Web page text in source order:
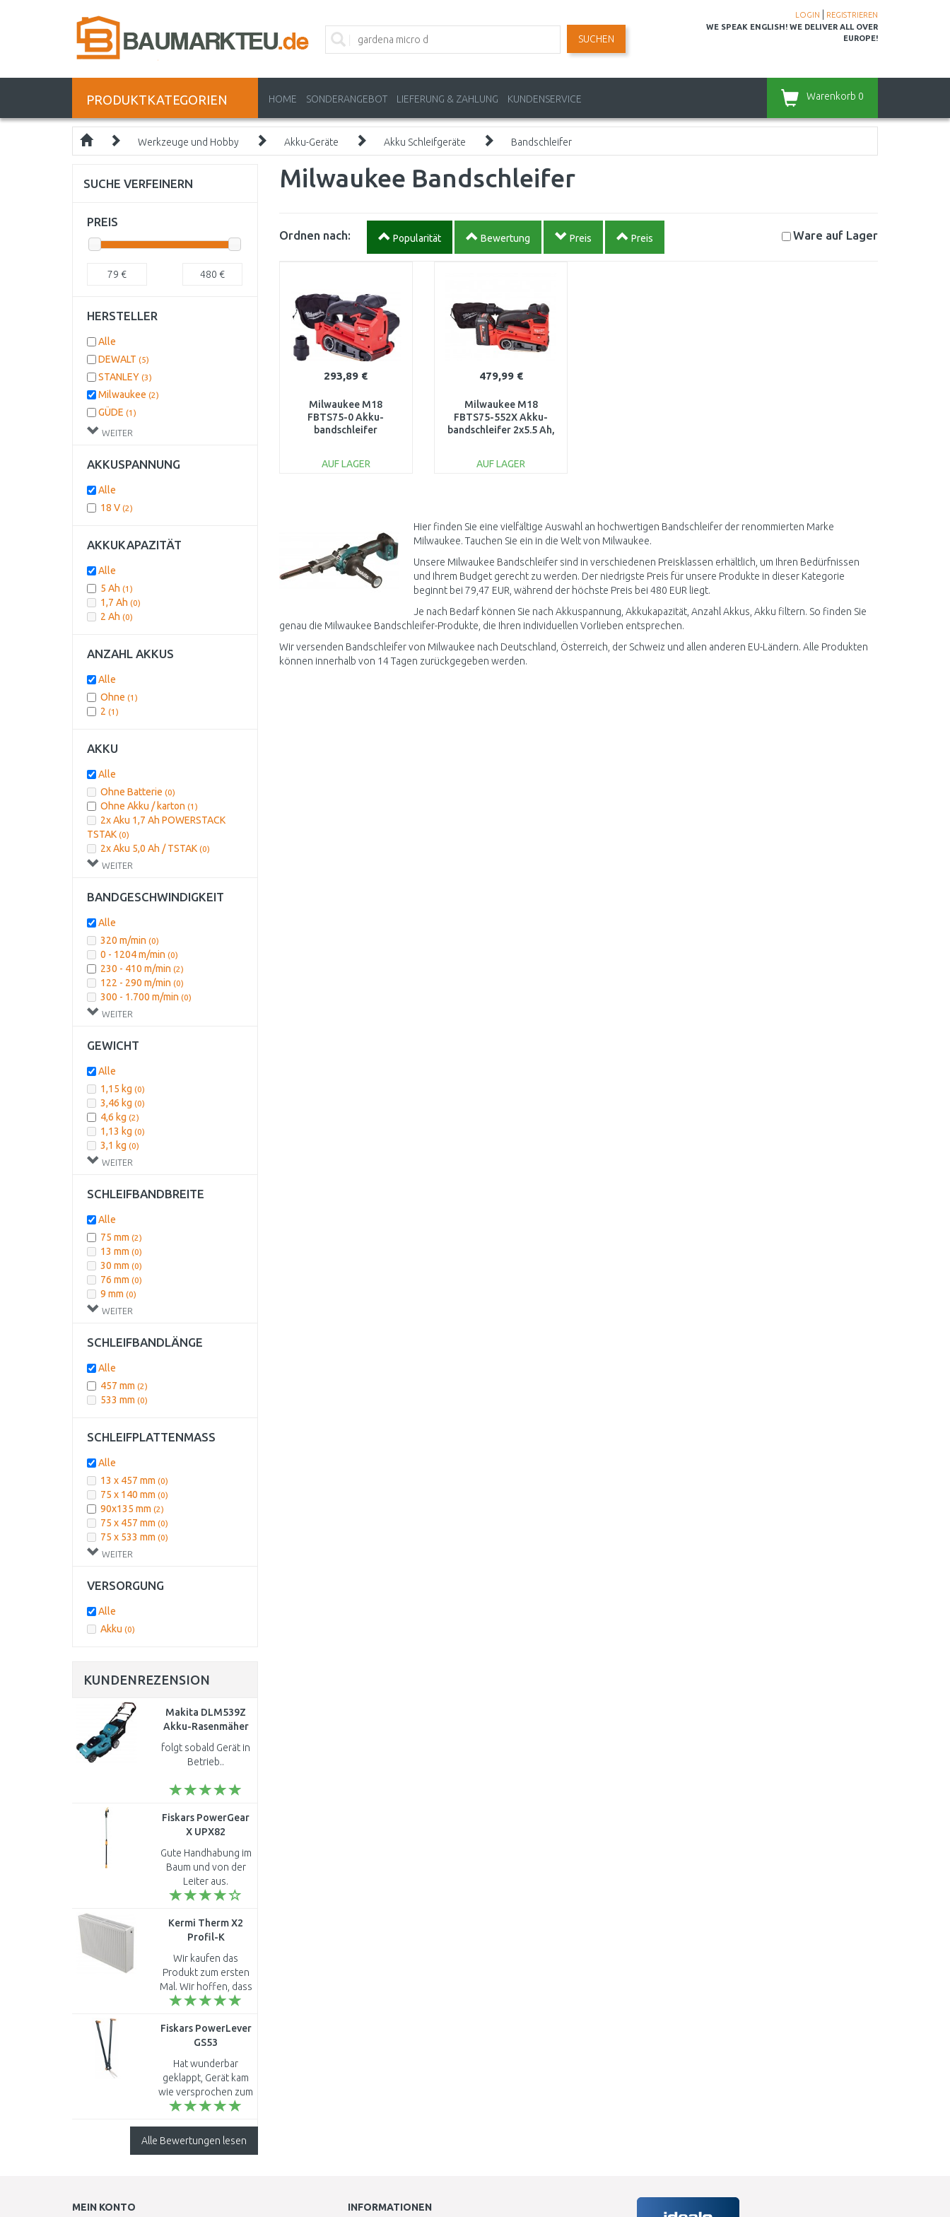
LOGIN
REGISTRIEREN
WE SPEAK ENGLISH! WE DELIVER ALL OVER
EUROPE!
SUCHEN
PRODUKTKATEGORIEN HOME SONDERANGEBOT LIEFERUNG & ZAHLUNG KUNDENSERVICE Warenkorb 0
Werkzeuge und Hobby Akku-Geräte Akku Schleifgeräte Bandschleifer
Milwaukee Bandschleifer
Ordnen nach: Popularität Bewertung Preis Preis Ware auf Lager
293,89 €
Milwaukee M18
FBTS75-0 Akku-
bandschleifer
AUF LAGER
479,99 €
Milwaukee M18
FBTS75-552X Akku-
bandschleifer 2x5.5 Ah,
AUF LAGER
Vergleichen
Hier finden Sie eine vielfältige Auswahl an hochwertigen Bandschleifer der renommierten Marke
Milwaukee. Tauchen Sie ein in die Welt von Milwaukee.
Unsere Milwaukee Bandschleifer sind in verschiedenen Preisklassen erhältlich, um Ihren Bedürfnissen
und Ihrem Budget gerecht zu werden. Der niedrigste Preis für unsere Produkte in dieser Kategorie
beginnt bei 79,47 EUR, während der höchste Preis bei 480 EUR liegt.
Je nach Bedarf können Sie nach Akkuspannung, Akkukapazität, Anzahl Akkus, Akku filtern. So finden Sie
genau die Milwaukee Bandschleifer-Produkte, die Ihren individuellen Vorlieben entsprechen.
Wir versenden Bandschleifer von Milwaukee nach Deutschland, Österreich, der Schweiz und allen anderen EU-Ländern. Alle Produkten
können innerhalb von 14 Tagen zurückgegeben werden.
SUCHE VERFEINERN
PREIS
79 € 480 €
HERSTELLER
WEITER
Alle
DEWALT (5)
STANLEY (3)
Milwaukee (2)
GÜDE (1)
MAKITA
EINHELL(1)
BOSCH PROFESSIONAL
AKKUSPANNUNG
Alle
18 V (2)
AKKUKAPAZITÄT
Alle
5 Ah (1)
1,7 Ah (0)
2 Ah (0)
ANZAHL AKKUS
Alle
Ohne (1)
2 (1)
AKKU
WEITER
Alle
Ohne Batterie (0)
Ohne Akku / karton (1)
2x Aku 1,7 Ah POWERSTACK
TSTAK (0)
2x Aku 5,0 Ah / TSTAK (0)
2x Aku 5.5 Ah / HD Box
Ohne Akku /MAKPAC(0)
BANDGESCHWINDIGKEIT
WEITER
Alle
320 m/min (0)
0 - 1204 m/min (0)
230 - 410 m/min (2)
122 - 290 m/min (0)
300 - 1.700 m/min (0)
5,8 m/s
GEWICHT
WEITER
Alle
1,15 kg (0)
3,46 kg (0)
4,6 kg (2)
1,13 kg (0)
3,1 kg (0)
3,2 kg(0)
SCHLEIFBANDBREITE
WEITER
Alle
75 mm (2)
13 mm (0)
30 mm (0)
76 mm (0)
9 mm (0)
SCHLEIFBANDLÄNGE
Alle
457 mm (2)
533 mm (0)
SCHLEIFPLATTENMASS
WEITER
Alle
13 x 457 mm (0)
75 x 140 mm (0)
90x135 mm (2)
75 x 457 mm (0)
75 x 533 mm (0)
76 x 115 mm
VERSORGUNG
Alle
Akku (0)
KUNDENREZENSION
Makita DLM539Z
Akku-Rasenmäher
530 mm Li-ion LXT
2x18V ohne akku
folgt sobald Gerät in
Betrieb..
Fiskars PowerGear
X UPX82
Gartenschere (165
cm / max.
Astdurchmesser 32
mm) 1023625
Gute Handhabung im
Baum und von der
Leiter aus.
Überzeugende
Endlich erreiche ich
die
Stammverlängerung
bei entsprechen..
Kermi Therm X2
Profil-K
Kompaktheizkörperr
33 600 / 2000
FK0330620
Wir kaufen das
Produkt zum ersten
Mal. Wir hoffen, dass
es unseren
entspricht...
Fiskars PowerLever
GS53
Rasenkantenschere
90cm Bypass
(113710) 1001565
Hat wunderbar
geklappt, Gerät kam
wie versprochen zum
genannten Termin an,
Scherenstorch
funktioniert
Alle Bewertungen lesen
MEIN KONTO INFORMATIONEN